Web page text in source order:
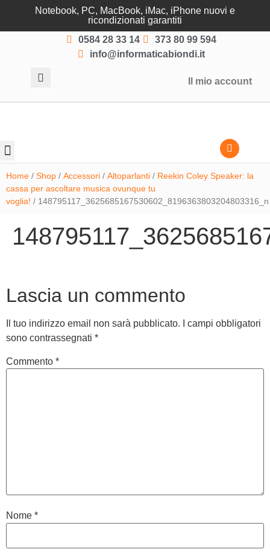
Notebook, PC, MacBook, iMac, iPhone nuovi e
ricondizionati garantiti
0584 28 33 14
373 80 99 594
info@informaticabiondi.it
Il mio account
Home / Shop / Accessori / Altoparlanti / Reekin Coley Speaker: la
cassa per ascoltare musica ovunque tu
voglia! / 148795117_3625685167530602_8196363803204803316_n
Lascia un commento
Il tuo indirizzo email non sarà pubblicato.
I campi obbligatori
sono contrassegnati *
Commento *
Nome *